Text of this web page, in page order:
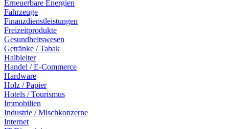
Erneuerbare Energien
Fahrzeuge
Finanzdienstleistungen
Freizeitprodukte
Gesundheitswesen
Getränke / Tabak
Halbleiter
Handel / E-Commerce
Hardware
Holz / Papier
Hotels / Tourismus
Immobilien
Industrie / Mischkonzerne
Internet